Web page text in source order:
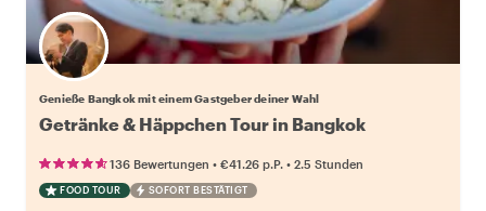
Wähle deinen Lieblingsgastgeber
Genieße Bangkok mit einem Gastgeber deiner Wahl
Getränke & Häppchen Tour in Bangkok
136 Bewertungen • €41.26 p.P. • 2.5 Stunden
FOOD TOUR SOFORT BESTÄTIGT